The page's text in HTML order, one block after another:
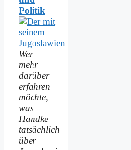
Politik
Wer
mehr
darüber
erfahren
möchte,
was
Handke
tatsächlich
über